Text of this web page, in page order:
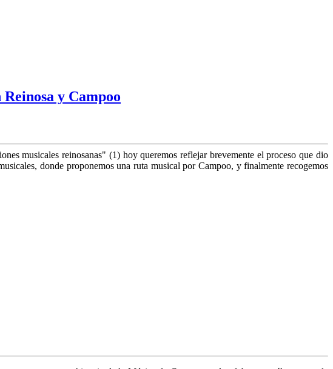
y Campoo
musicales reinosanas" (1) hoy queremos reflejar brevemente el proceso que dio
donde proponemos una ruta musical por Campoo, y finalmente reco­gemos